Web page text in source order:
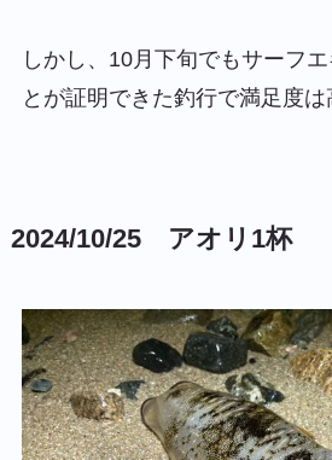
しかし、10月下旬でもサーフ
とが証明できた釣行で満足度は
2024/10/25 アオリ1杯